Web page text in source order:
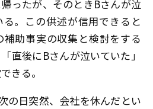
ったが、そのときBさんが泣
。この供述が信用できると
助事実の収集と検討をする
直後にBさんが泣いていた」
きる。
の日突然、会社を休んだとい